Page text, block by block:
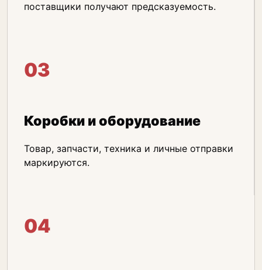
поставщики получают предсказуемость.
03
Коробки и оборудование
Товар, запчасти, техника и личные отправки
маркируются.
04